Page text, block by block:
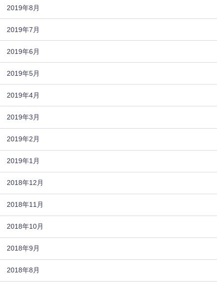
2019年8月
2019年7月
2019年6月
2019年5月
2019年4月
2019年3月
2019年2月
2019年1月
2018年12月
2018年11月
2018年10月
2018年9月
2018年8月